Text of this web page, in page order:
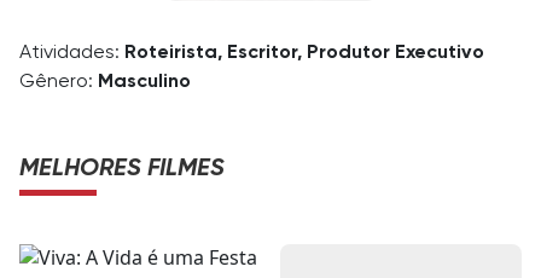
Atividades: Roteirista, Escritor, Produtor Executivo
Gênero: Masculino
MELHORES FILMES